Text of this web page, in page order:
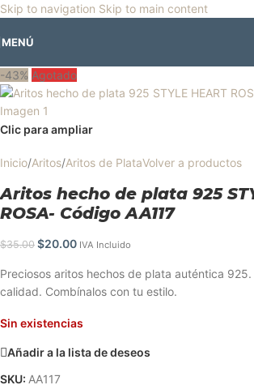
Skip to navigation Skip to main content
🎡Horario especial por vacaciones agostinas
MENÚ
-43% Agotado
Clic para ampliar
Inicio/Aritos/Aritos de PlataVolver a productos
Aritos hecho de plata 925
ROSA- Código AA117
$35.00 $20.00 IVA Incluido
Preciosos aritos hechos de plata auténtica
calidad. Combínalos con tu estilo.
Sin existencias
Añadir a la lista de deseos
SKU: AA117